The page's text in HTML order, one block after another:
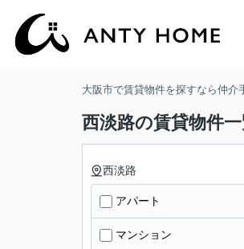
大阪市で賃貸物件を探すなら仲介
西淡路の賃貸物件
西淡路
アパート
マンション